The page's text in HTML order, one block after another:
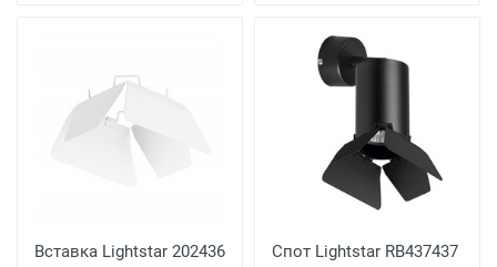
Вставка Lightstar 202436 Спот Lightstar RB437437